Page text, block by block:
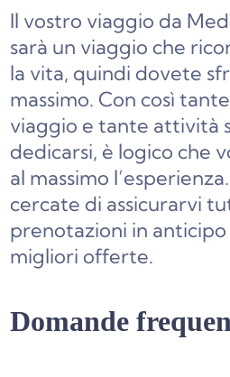
Il vostro viaggio da
sarà un viaggio che
la vita, quindi dovete
massimo. Con così
viaggio e tante attività
dedicarsi, è logico che
al massimo
cercate di assicurarvi
prenotazioni in
migliori offerte.
Domande